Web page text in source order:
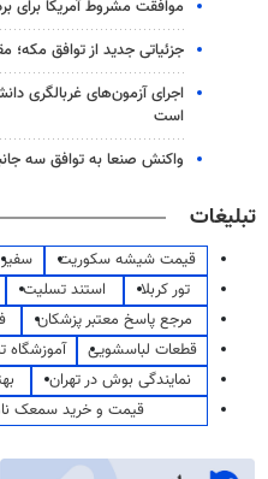
موافقت مشروط آمریکا برای
جزئیاتی جدید از توافق مکه؛
اجرای آزمون‌های غربالگری
است
واکنش صنعا به توافق سه
تبلیغات
قیمت شیشه سکوریت سفیر
تور کربلا
استند تسلیت
مرجع پاسخ معتبر پزشکان
قطعات لباسشویی
آموزشگاه
نمایندگی بوش در تهران
قیمت و خرید سمعک